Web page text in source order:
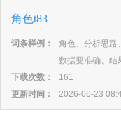
角色t83
词条样例：
角色、分析思路
数据要准确、结
下载次数：
161
更新时间：
2026-06-23